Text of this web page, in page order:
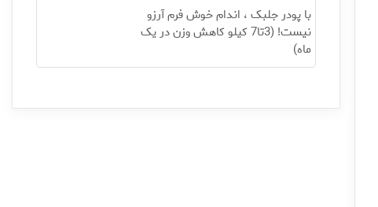
با پودر جلبک ، اندام خوش فرم آرزو
نیست! (3تا7 کیلو کاهش وزن در یک
ماه)